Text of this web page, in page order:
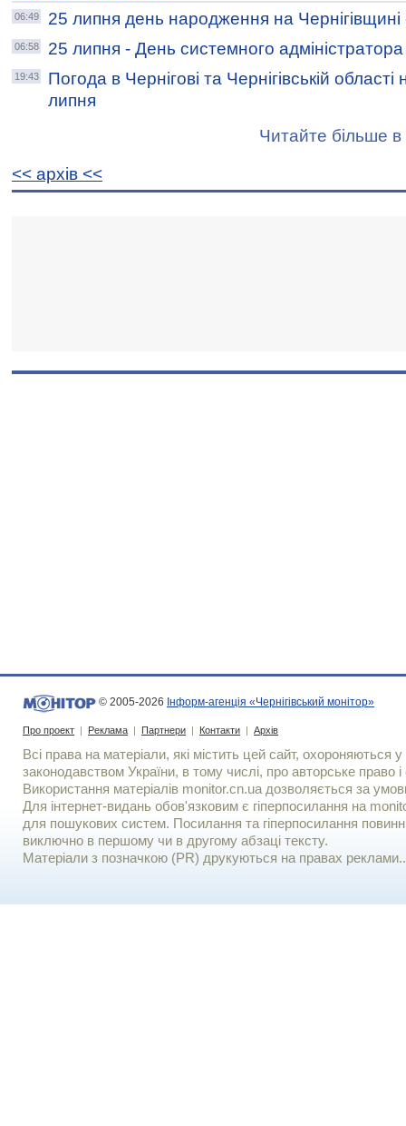
06:49 25 липня день народження на Чернігівщині
06:58 25 липня - День системного адміністратора
19:43
Погода в Чернігові та Чернігівській області
липня
Читайте більше в
<< архiв <<
© 2005-2026 Інформ-агенція «Чернігівський монітор»
Про проект | Реклама | Партнери | Контакти | Архів
Всі права на матеріали, які містить цей сайт, охороняються у
законодавством України, в тому числі, про авторське право і
Використання матерiалiв monitor.cn.ua дозволяється за
Для iнтернет-видань обов'язковим є гiперпосилання на
для пошукових систем. Посилання та гіперпосилання
виключно в першому чи в другому абзаці тексту.
Матеріали з позначкою (PR) друкуються на правах реклами..